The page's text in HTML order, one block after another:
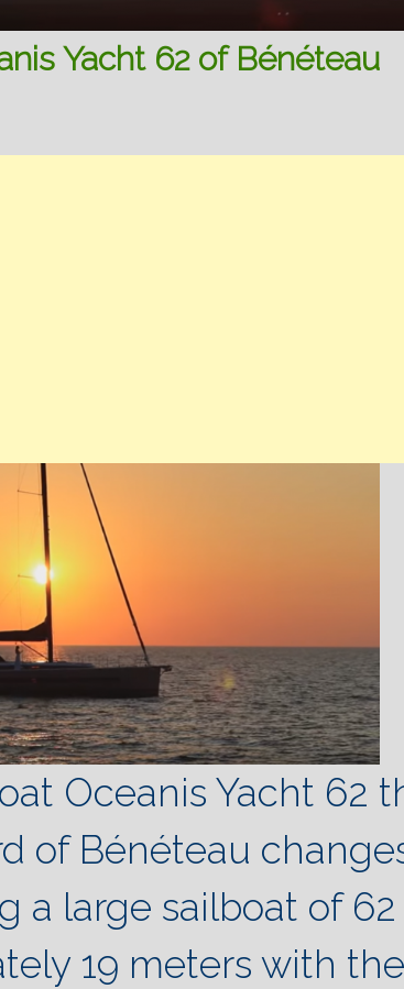
Yacht 62 of Bénéteau
Oceanis Yacht 62
of Bénéteau
a large sailboat of 62
19 meters with the